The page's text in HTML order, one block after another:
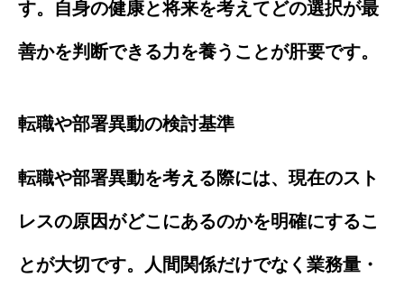
す。自身の健康と将来を考えてどの選択が最
善かを判断できる力を養うことが肝要です。
転職や部署異動の検討基準
転職や部署異動を考える際には、現在のスト
レスの原因がどこにあるのかを明確にするこ
とが大切です。人間関係だけでなく業務量・